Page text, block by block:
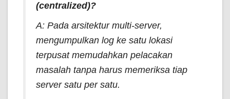
(centralized)?
A: Pada arsitektur multi-server,
mengumpulkan log ke satu lokasi
terpusat memudahkan pelacakan
masalah tanpa harus memeriksa tiap
server satu per satu.